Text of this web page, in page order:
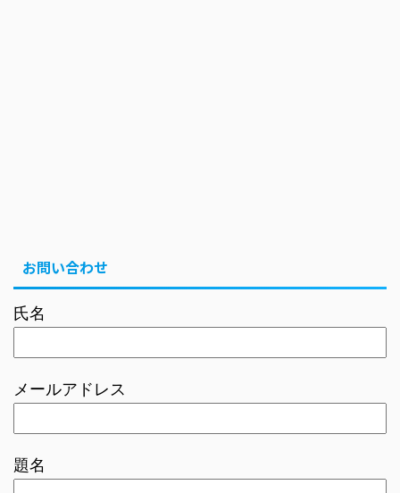
お問い合わせ
氏名
メールアドレス
題名